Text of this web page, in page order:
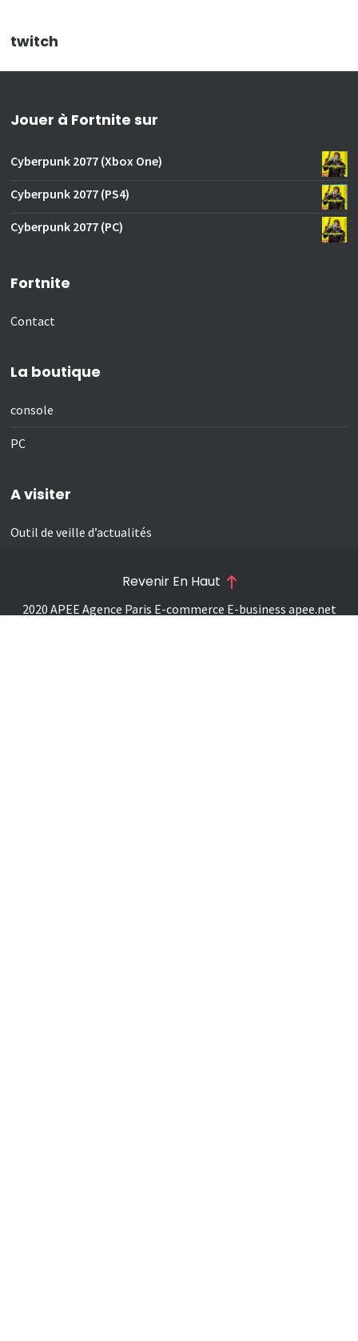
twitch
Jouer à Fortnite sur
Cyberpunk 2077 (Xbox One)
Cyberpunk 2077 (PS4)
Cyberpunk 2077 (PC)
Fortnite
Contact
La boutique
console
PC
A visiter
Outil de veille d’actualités
2020 APEE Agence Paris E-commerce E-business apee.net
Revenir En Haut